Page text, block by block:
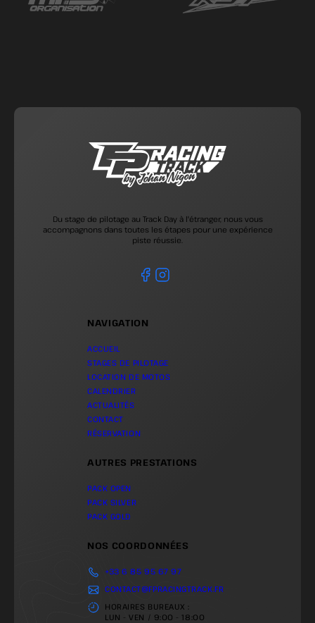
Du stage de pilotage au Track Day à l'étranger, nous vous
accompagnons dans toutes les étapes pour une expérience
piste réussie.
NAVIGATION
ACCUEIL
STAGES DE PILOTAGE
LOCATION DE MOTOS
CALENDRIER
ACTUALITÉS
CONTACT
RÉSERVATION
AUTRES PRESTATIONS
PACK OPEN
PACK SILVER
PACK GOLD
NOS COORDONNÉES
+33 6 85 95 67 97
CONTACT@FPRACINGTRACK.FR
HORAIRES BUREAUX :
LUN - VEN / 9:00 - 18:00